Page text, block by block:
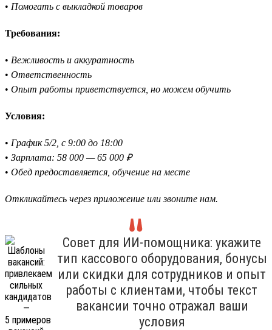
• Помогать с выкладкой товаров
Требования:
• Вежливость и аккуратность
• Ответственность
• Опыт работы приветствуется, но можем обучить
Условия:
• График 5/2, с 9:00 до 18:00
• Зарплата: 58 000 — 65 000 ₽
• Обед предоставляется, обучение на месте
Откликайтесь через приложение или звоните нам.
Совет для ИИ-помощника: укажите
тип кассового оборудования, бонусы
или скидки для сотрудников и опыт
работы с клиентами, чтобы текст
вакансии точно отражал ваши
условия